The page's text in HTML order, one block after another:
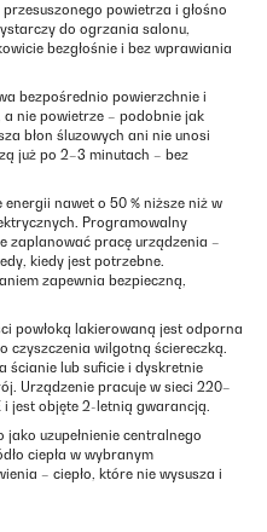
powietrza i głośno
do ogrzania salonu,
bezgłośnie i bez wprawiania
bezpośrednio powierzchnie i
nie powietrze – podobnie jak
błon śluzowych ani nie unosi
już po 2–3 minutach – bez
nawet o 50 % niższe niż w
Programowalny
zaplanować pracę urządzenia –
kiedy jest potrzebne.
zapewnia bezpieczną,
powłoką lakierowaną jest odporna
czyszczenia wilgotną ściereczką.
ścianie lub suficie i dyskretnie
Urządzenie pracuje w sieci 220–
jest objęte 2-letnią gwarancją.
uzupełnienie centralnego
ciepła w wybranym
– ciepło, które nie wysusza i